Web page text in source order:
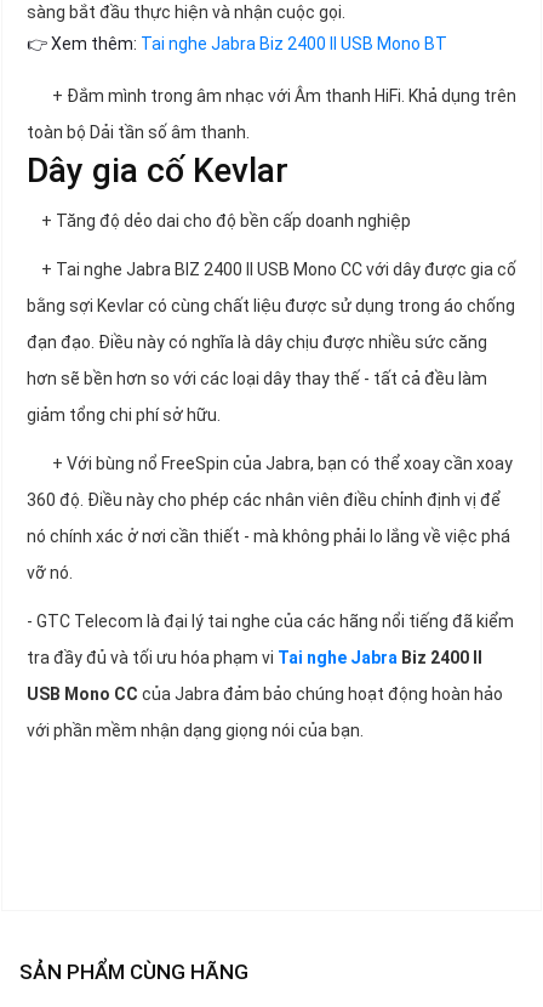
sàng bắt đầu thực hiện và nhận cuộc gọi.
👉 Xem thêm: Tai nghe Jabra Biz 2400 II USB Mono BT
+ Đắm mình trong âm nhạc với Âm thanh HiFi. Khả dụng trên
toàn bộ Dải tần số âm thanh.
Dây gia cố Kevlar
+ Tăng độ dẻo dai cho độ bền cấp doanh nghiệp
+ Tai nghe Jabra BIZ 2400 II USB Mono CC với dây được gia cố
bằng sợi Kevlar có cùng chất liệu được sử dụng trong áo chống
đạn đạo. Điều này có nghĩa là dây chịu được nhiều sức căng
hơn sẽ bền hơn so với các loại dây thay thế - tất cả đều làm
giảm tổng chi phí sở hữu.
+ Với bùng nổ FreeSpin của Jabra, bạn có thể xoay cần xoay
360 độ. Điều này cho phép các nhân viên điều chỉnh định vị để
nó chính xác ở nơi cần thiết - mà không phải lo lắng về việc phá
vỡ nó.
- GTC Telecom là đại lý tai nghe của các hãng nổi tiếng đã kiểm
tra đầy đủ và tối ưu hóa phạm vi Tai nghe Jabra Biz 2400 II
USB Mono CC của Jabra đảm bảo chúng hoạt động hoàn hảo
với phần mềm nhận dạng giọng nói của bạn.
SẢN PHẨM CÙNG HÃNG